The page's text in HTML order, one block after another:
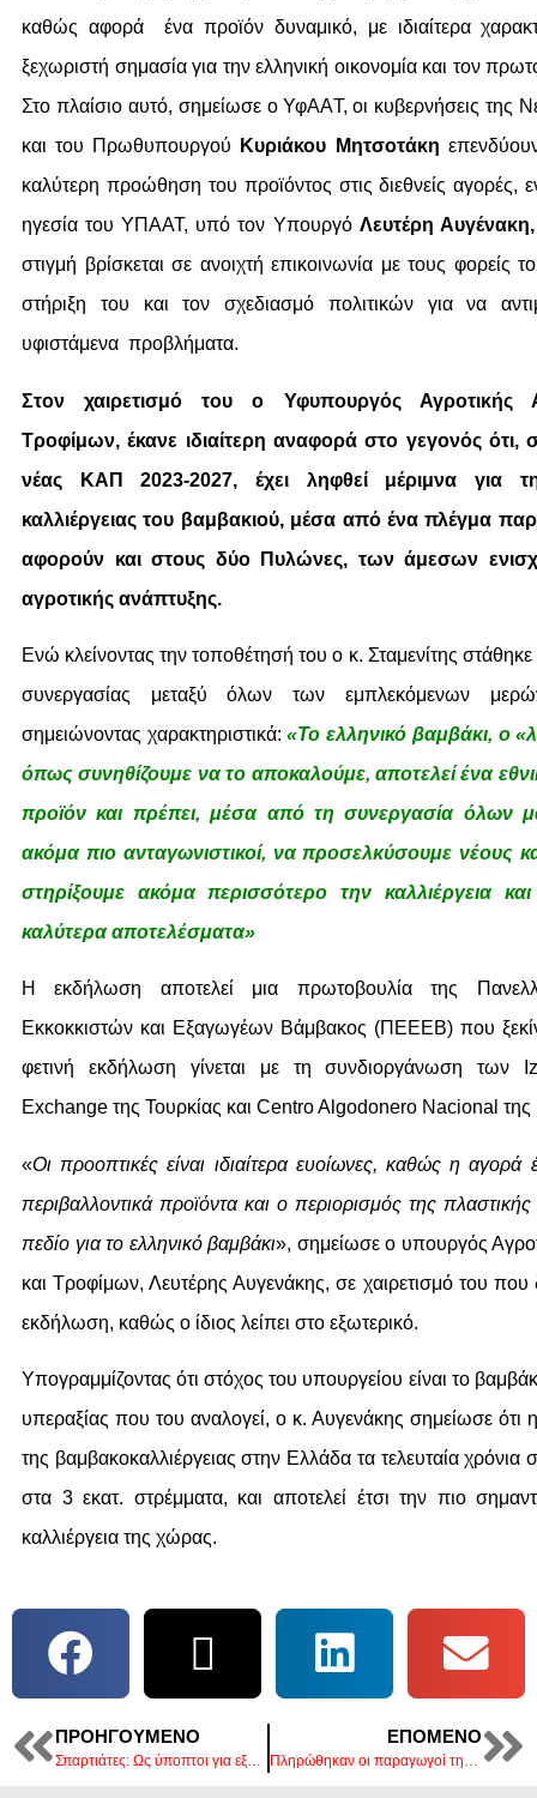
καθώς αφορά ένα προϊόν δυναμικό, με ιδιαίτερα
ξεχωριστή σημασία για την ελληνική οικονομία και τον
Στο πλαίσιο αυτό, σημείωσε ο ΥφΑΑΤ, οι κυβερνήσεις της
και του Πρωθυπουργού
Κυριάκου Μητσοτάκη
καλύτερη προώθηση του προϊόντος στις διεθνείς αγορές,
ηγεσία του ΥΠΑΑΤ, υπό τον Υπουργό Λευτέρη Αυγένακη,
στιγμή βρίσκεται σε ανοιχτή επικοινωνία με τους φορείς
στήριξη του και τον σχεδιασμό πολιτικών για να
υφιστάμενα προβλήματα.
Στον χαιρετισμό του ο Υφυπουργός Αγροτικής
Τροφίμων, έκανε ιδιαίτερη αναφορά στο γεγονός ότι,
νέας ΚΑΠ 2023-2027, έχει ληφθεί μέριμνα για
καλλιέργειας του βαμβακιού, μέσα από ένα πλέγμα
αφορούν και στους δύο Πυλώνες, των άμεσων
αγροτικής ανάπτυξης.
Ενώ κλείνοντας την τοποθέτησή του ο κ. Σταμενίτης
συνεργασίας μεταξύ όλων των εμπλεκόμενων
σημειώνοντας χαρακτηριστικά:«Το ελληνικό βαμβάκι, ο
όπως συνηθίζουμε να το αποκαλούμε, αποτελεί ένα
προϊόν και πρέπει, μέσα από τη συνεργασία όλων
ακόμα πιο ανταγωνιστικοί, να προσελκύσουμε νέους
στηρίξουμε ακόμα περισσότερο την καλλιέργεια
καλύτερα αποτελέσματα»
Η εκδήλωση αποτελεί μια πρωτοβουλία της
Εκκοκκιστών και Εξαγωγέων Βάμβακος (ΠΕΕΕΒ) που
φετινή εκδήλωση γίνεται με τη συνδιοργάνωση των
Exchange της Τουρκίας και Centro Algodonero Nacional της
«Οι προοπτικές είναι ιδιαίτερα ευοίωνες, καθώς η αγορά
περιβαλλοντικά προϊόντα και ο περιορισμός της πλαστικής
πεδίο για το ελληνικό βαμβάκι», σημείωσε ο υπουργός
και Τροφίμων, Λευτέρης Αυγενάκης, σε χαιρετισμό του που
εκδήλωση, καθώς ο ίδιος λείπει στο εξωτερικό.
Υπογραμμίζοντας ότι στόχος του υπουργείου είναι το
υπεραξίας που του αναλογεί, ο κ. Αυγενάκης σημείωσε ότι
της βαμβακοκαλλιέργειας στην Ελλάδα τα τελευταία χρόνια
στα 3 εκατ. στρέμματα, και αποτελεί έτσι την πιο
καλλιέργεια της χώρας.
ΠΡΟΗΓΟΎΜΕΝΟ
Σπαρτιάτες: Ως ύποπτοι για εξαπάτηση του εκλογικού σώματος καλούνται οι 10 βουλευτές
ΕΠΌΜΕΝΟ
Πληρώθηκαν οι παραγωγοί της 1ης Πρόσκλησης του ΚΟΜΦΟΥΖΙΟ